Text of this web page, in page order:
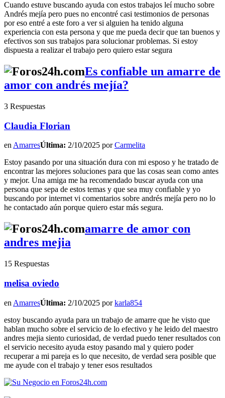
Cuando estuve buscando ayuda con estos trabajos leí mucho sobre
Andrés mejía pero pues no encontré casi testimonios de personas
por eso entré a este foro a ver si alguien ha tenido alguna
experiencia con esta persona y que me pueda decir que tan buenos y
efectivos son sus trabajos para solucionar problemas. Si estoy
dispuesta a realizar el trabajo pero quiero estar segura
Es confiable un amarre de
amor con andrés mejía?
3 Respuestas
Claudia Florian
en AmarresÚltima: 2/10/2025 porCarmelita
Estoy pasando por una situación dura con mi esposo y he tratado de
encontrar las mejores soluciones para que las cosas sean como antes
y mejor. Una amiga me ha recomendado buscar ayuda con una
persona que sepa de estos temas y que sea muy confiable y yo
buscando por internet vi comentarios sobre andrés mejía pero no lo
he contactado aún porque quiero estar más segura.
amarre de amor con
andres mejia
15 Respuestas
melisa oviedo
en AmarresÚltima: 2/10/2025 porkarla854
estoy buscando ayuda para un trabajo de amarre que he visto que
hablan mucho sobre el servicio de lo efectivo y he leido del maestro
andres mejia siento curiosidad, de verdad puedo tener resultados con
el servicio necesito ayuda estoy pasando mal y quiero poder
recuperar a mi pareja es lo que necesito, de verdad sera posible que
me ayude con el trabajo y tener esos resultados